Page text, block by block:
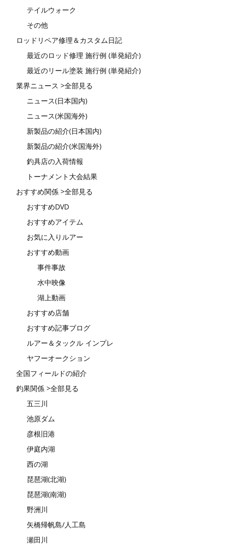
テイルウォーク
その他
ロッドリペア修理＆カスタム日記
最近のロッド修理 施行例 (単発紹介)
最近のリール塗装 施行例 (単発紹介)
業界ニュース >全部見る
ニュース(日本国内)
ニュース(米国海外)
新製品の紹介(日本国内)
新製品の紹介(米国海外)
釣具店の入荷情報
トーナメント大会結果
おすすめ関係 >全部見る
おすすめDVD
おすすめアイテム
お気に入りルアー
おすすめ動画
事件事故
水中映像
湖上動画
おすすめ店舗
おすすめ記事ブログ
ルアー＆タックル インプレ
ヤフーオークション
全国フィールドの紹介
釣果関係 >全部見る
五三川
池原ダム
彦根旧港
伊庭内湖
西の湖
琵琶湖(北湖)
琵琶湖(南湖)
野洲川
矢橋帰帆島/人工島
瀬田川